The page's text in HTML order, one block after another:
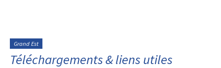
Grand Est
Téléchargements & liens utiles